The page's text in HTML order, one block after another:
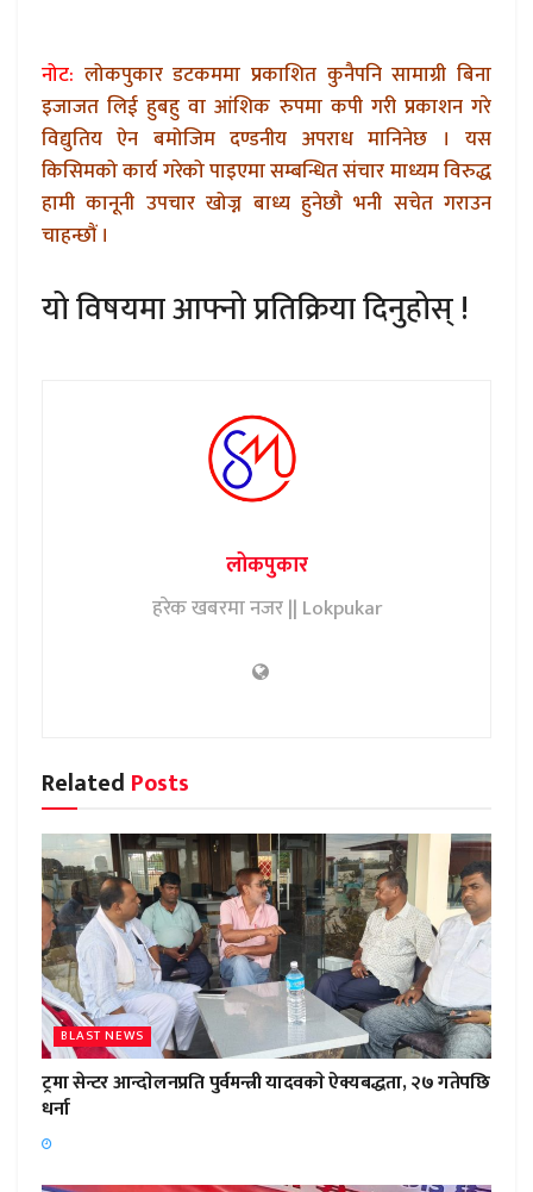
नोट: लोकपुकार डटकममा प्रकाशित कुनैपनि सामाग्री बिना
इजाजत लिई हुबहु वा आंशिक रुपमा कपी गरी प्रकाशन गरे
विद्युतिय ऐन बमोजिम दण्डनीय अपराध मानिनेछ । यस
किसिमको कार्य गरेको पाइएमा सम्बन्धित संचार माध्यम विरुद्ध
हामी कानूनी उपचार खोज्न बाध्य हुनेछौ भनी सचेत गराउन
चाहन्छौं ।
यो विषयमा आफ्नो प्रतिक्रिया दिनुहोस् !
लोकपुकार
हरेक खबरमा नजर || Lokpukar
Related Posts
BLAST NEWS
ट्रमा सेन्टर आन्दाेलनप्रति पुर्वमन्त्री यादवकाे ऐक्यबद्धता, २७ गतेपछि
धर्ना